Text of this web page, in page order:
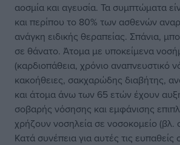
αοσμία και αγευσία. Τα συμπτώματα
και περίπου το 80% των ασθενών
ανάγκη ειδικής θεραπείας. Σπάνια,
σε θάνατο. Άτομα με υποκείμενα
(καρδιοπάθεια, χρόνιο αναπνευστικό
κακοήθειες, σακχαρώδης διαβήτης,
και άτομα άνω των 65 ετών έχουν
σοβαρής νόσησης και εμφάνισης
χρήζουν νοσηλεία σε νοσοκομείο (βλ.
Κατά συνέπεια για αυτές τις ευπαθείς